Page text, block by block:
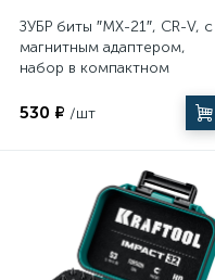
ЗУБР биты ″МХ-21″, CR-V, с
магнитным адаптером,
набор в компактном
(26600-H21)
530 ₽ /шт